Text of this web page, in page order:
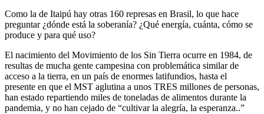
Como la de Itaipú hay otras 160 represas en Brasil, lo que hace
preguntar ¿dónde está la soberanía? ¿Qué energía, cuánta, cómo se
produce y para qué uso?
El nacimiento del Movimiento de los Sin Tierra ocurre en 1984, de
resultas de mucha gente campesina con problemática similar de
acceso a la tierra, en un país de enormes latifundios, hasta el
presente en que el MST aglutina a unos TRES millones de personas,
han estado repartiendo miles de toneladas de alimentos durante la
pandemia, y no han cejado de “cultivar la alegría, la esperanza..”